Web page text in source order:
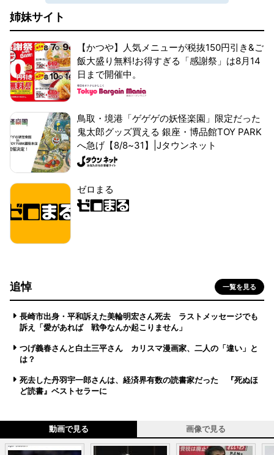
姉妹サイト
【かつや】人気メニューが税抜150円引き&ご
飯大盛り無料!お得すぎる「感謝祭」は8月14
日まで開催中。
鳥取・境港「ゲゲゲの妖怪楽園」限定だった
鬼太郎グッズ買える 銀座・博品館TOY PARK
へ急げ【8/8~31】|Jタウンネット
ゼロまる
追悼 一覧を見る
長崎市出身・平和訴えた美輪明宏さん死去 ラストメッセージでも
訴え「愛があれば 戦争なんか起こりません」
つげ義春さんと白土三平さん カリスマ漫画家、二人の「違い」と
は？
死去した丹羽宇一郎さんは、経済界有数の読書家だった 『死ぬほ
ど読書』ベストセラーに
動画で見る 画像で見る